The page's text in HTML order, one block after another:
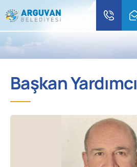
Başkan